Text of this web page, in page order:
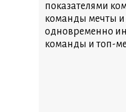
показателями
команды мечты и
одновременно
команды и топ-